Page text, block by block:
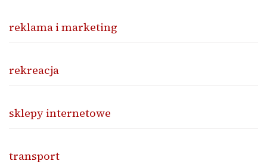
reklama i marketing
rekreacja
sklepy internetowe
transport